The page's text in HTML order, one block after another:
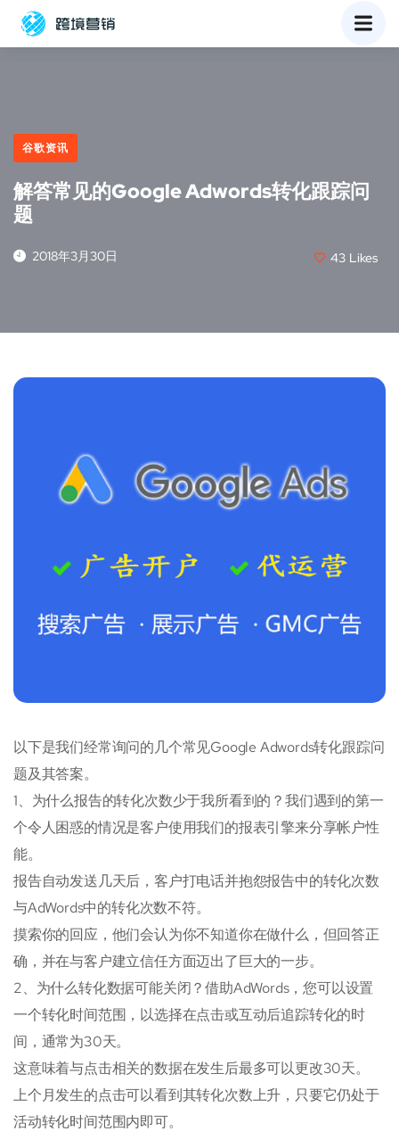
谷歌资讯
解答常见的Google Adwords转化跟踪问
题
2018年3月30日 43 Likes
以下是我们经常询问的几个常见Google Adwords转化跟踪问
题及其答案。
1、为什么报告的转化次数少于我所看到的？我们遇到的第一
个令人困惑的情况是客户使用我们的报表引擎来分享帐户性
能。
报告自动发送几天后，客户打电话并抱怨报告中的转化次数
与AdWords中的转化次数不符。
摸索你的回应，他们会认为你不知道你在做什么，但回答正
确，并在与客户建立信任方面迈出了巨大的一步。
2、为什么转化数据可能关闭？借助AdWords，您可以设置
一个转化时间范围，以选择在点击或互动后追踪转化的时
间，通常为30天。
这意味着与点击相关的数据在发生后最多可以更改30天。
上个月发生的点击可以看到其转化次数上升，只要它仍处于
活动转化时间范围内即可。